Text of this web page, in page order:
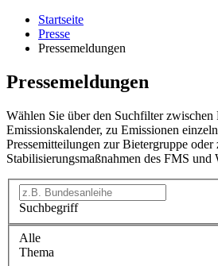
Startseite
Presse
Pressemeldungen
Pressemeldungen
Wählen Sie über den Suchfilter zwischen
Emissionskalender, zu Emissionen
Pressemitteilungen zur Bietergruppe oder
Stabilisierungsmaßnahmen des FMS und
Suchbegriff
Alle
Thema